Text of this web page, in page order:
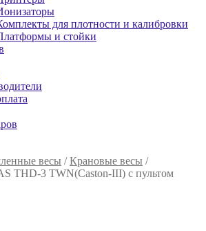
для плотности и калибровки
и стойки
весы /Крановые весы /
THD-3 TWN(Caston-III) с пультом